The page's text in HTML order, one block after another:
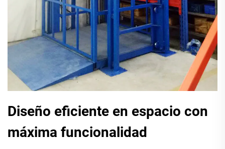
Diseño eficiente en espacio con
máxima funcionalidad